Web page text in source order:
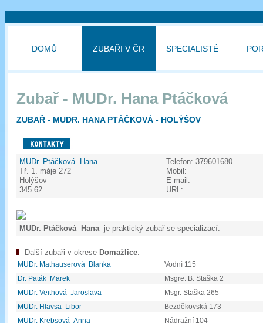
DOMŮ ZUBAŘI V ČR SPECIALISTÉ
Zubař - MUDr. Hana Ptáčková
ZUBAŘ - MUDR. HANA PTÁČKOVÁ - HOLÝŠOV
MUDr. Ptáčková Hana
Tř. 1. máje 272
Holýšov
345 62
Telefon:
Mobil:
E-mail:
URL:
379601680
MUDr. Ptáčková Hana je praktický zubař se specializací:
Další zubaři v okrese Domažlice:
MUDr. Mathauserová Blanka
Vodní 115
Dr. Paták Marek
Msgre. B. Staška 2
MUDr. Veithová Jaroslava
Msgr. Staška 265
MUDr. Hlavsa Libor
Bezděkovská 173
MUDr. Krebsová Anna
Nádražní 104